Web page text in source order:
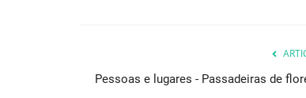
Pessoas e lugares - Passadeiras de
a “vencerem” a Torre...
Revista Descla Ago 11, 2020 4473